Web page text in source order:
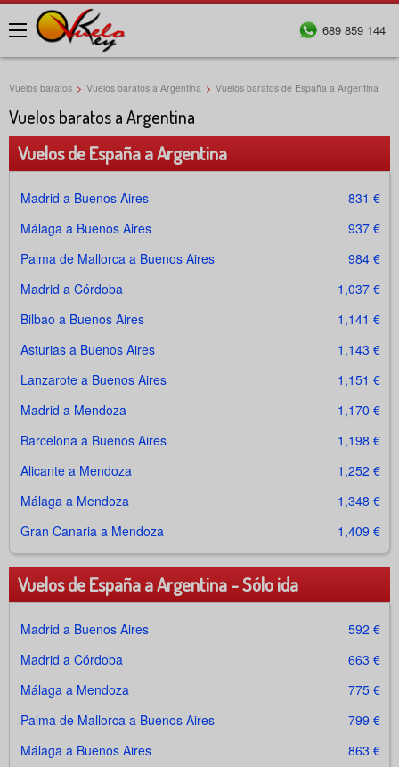
Menú 689 859 144
Vuelos baratos > Vuelos baratos a Argentina > Vuelos baratos de España a Argentina
Vuelos baratos a Argentina
Vuelos de España a Argentina
Madrid a Buenos Aires
831 €
Málaga a Buenos Aires
937 €
Palma de Mallorca a Buenos Aires
984 €
Madrid a Córdoba
1,037 €
Bilbao a Buenos Aires
1,141 €
Asturias a Buenos Aires
1,143 €
Lanzarote a Buenos Aires
1,151 €
Madrid a Mendoza
1,170 €
Barcelona a Buenos Aires
1,198 €
Alicante a Mendoza
1,252 €
Málaga a Mendoza
1,348 €
Gran Canaria a Mendoza
1,409 €
Vuelos de España a Argentina - Sólo ida
Madrid a Buenos Aires
592 €
Madrid a Córdoba
663 €
Málaga a Mendoza
775 €
Palma de Mallorca a Buenos Aires
799 €
Málaga a Buenos Aires
863 €